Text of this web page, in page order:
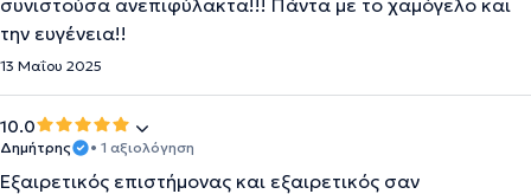
συνιστούσα ανεπιφύλακτα!!! Πάντα με το χαμόγελο και
την ευγένεια!!
13 Μαΐου 2025
10.0
Δημήτρης • 1 αξιολόγηση
Εξαιρετικός επιστήμονας και εξαιρετικός σαν